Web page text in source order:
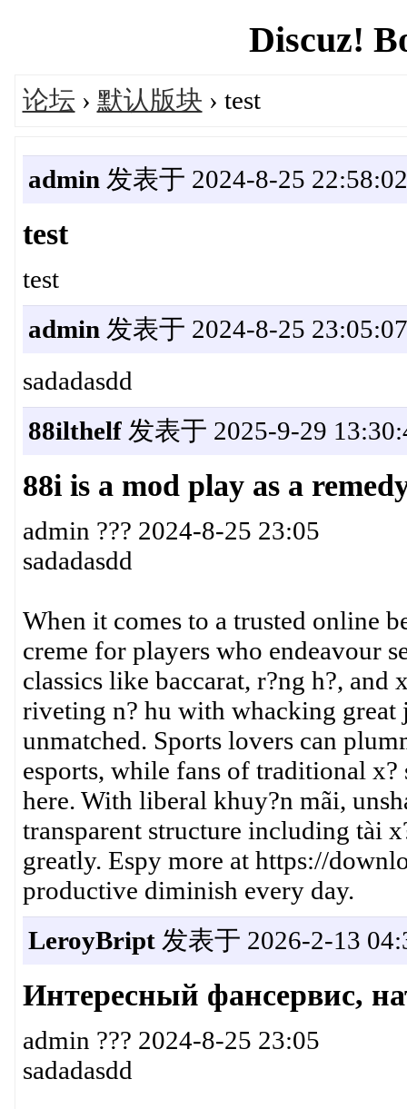
Discuz!
论坛 › 默认版块 › test
admin 发表于 2024-8-25 22:58:02
test
test
admin 发表于 2024-8-25 23:05:07
sadadasdd
88ilthelf发表于 2025-9-29
88i is a mod play as a
admin ??? 2024-8-25 23:05
sadadasdd
When it comes to a trusted online
creme for players who endeavour
classics like baccarat, r?ng h?, and
riveting n? hu with whacking great
unmatched. Sports lovers can
esports, while fans of traditional x?
here. With liberal khuy?n mãi,
transparent structure including tài
greatly. Espy more at https://
productive diminish every day.
LeroyBript发表于 2026-2-13
Интересный фансервис,
admin ??? 2024-8-25 23:05
sadadasdd